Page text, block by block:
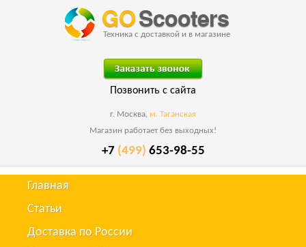
Техника с доставкой и в магазине
Позвонить с сайта
г. Москва, м. Таганская
Магазин работает без выходных!
+7 (499) 653-98-55
Главная
Статьи
Доставка по России